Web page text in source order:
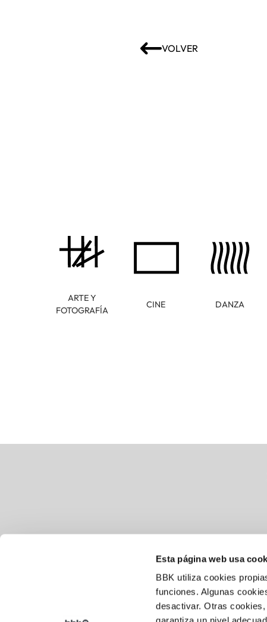
Esta página web usa
BBK utiliza cookies
funciones. Algunas
desactivar. Otras
VOLVER
ARTE Y
FOTOGRAFÍA
CINE DANZA